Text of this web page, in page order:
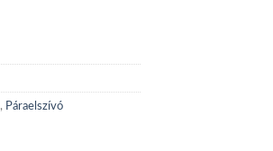
, Páraelszívó